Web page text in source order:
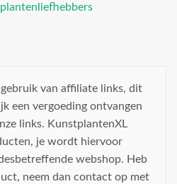
van affiliate links, dit
een vergoeding ontvangen
links. KunstplantenXL
je wordt hiervoor
webshop. Heb
neem dan contact op met